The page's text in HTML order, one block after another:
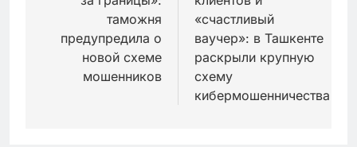
записямтаможня
предупредила о
новой схеме
мошенников
«счастливый
ваучер»: в Ташкенте
раскрыли крупную
схему
кибермошенничества